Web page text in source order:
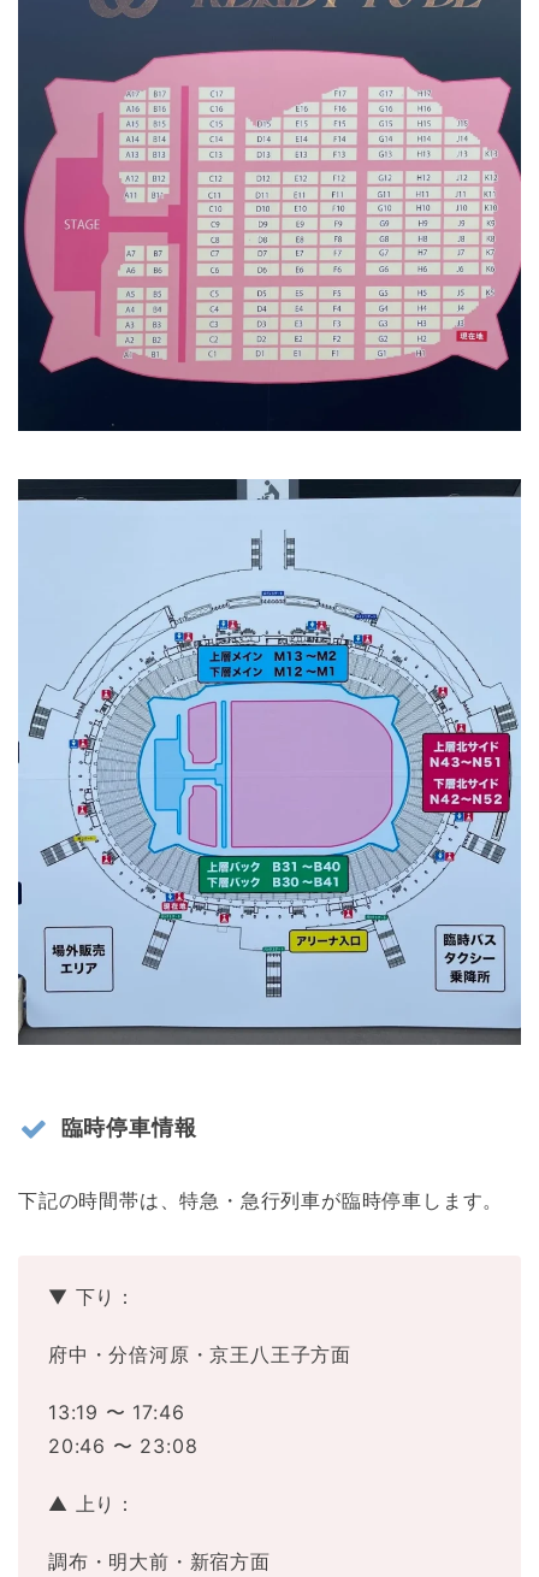
臨時停車情報
下記の時間帯は、特急・急行列車が臨時停車します。
▼ 下り：
府中・分倍河原・京王八王子方面
13:19 〜 17:46
20:46 〜 23:08
▲ 上り：
調布・明大前・新宿方面